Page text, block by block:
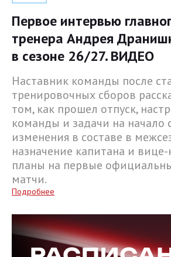
Первое интервью
тренера Андрея
в сезоне 26/27. ВИДЕО
Наставник команды после
тренировочных сборов
том, как прошел отпуск,
команды и задачи на начало
изменения в составе в
назначение капитана и вице-
планы на первые
матчи.
Подробнее